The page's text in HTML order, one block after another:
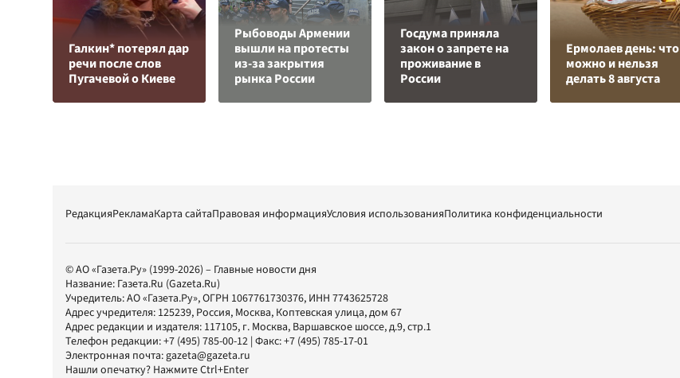
Галкин* потерял дар
речи после слов
Пугачевой о Киеве
Рыбоводы Армении
вышли на протесты
из-за закрытия
рынка России
Госдума приняла
закон о запрете на
проживание в
России
Ермолаев день: что
можно и нельзя
делать 8 августа
РедакцияРекламаКарта сайтаПравовая информацияУсловия использованияПолитика конфиденциальности
© АО «Газета.Ру» (1999-2026) – Главные новости дня
Название: Газета.Ru (Gazeta.Ru)
Учредитель:АО «Газета.Ру», ОГРН 1067761730376, ИНН 7743625728
Адрес учредителя: 125239, Россия, Москва, Коптевская улица, дом 67
Адрес редакции и издателя: 117105, г. Москва, Варшавское шоссе, д.9, стр.1
Телефон редакции:+7 (495) 785-00-12 | Факс:+7 (495) 785-17-01
Электронная почта:gazeta@gazeta.ru
Нашли опечатку? Нажмите Ctrl+Enter